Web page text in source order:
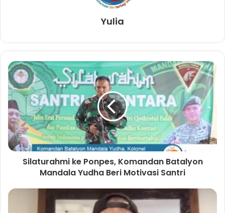
Yulia
Silaturahmi ke Ponpes, Komandan Batalyon
Mandala Yudha Beri Motivasi Santri